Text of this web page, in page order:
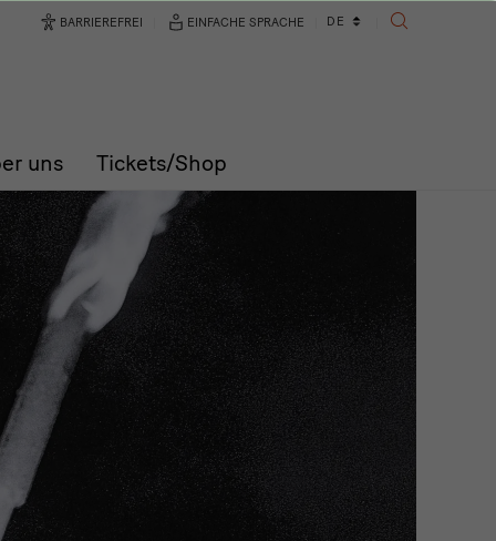
uns Tickets/Shop
BARRIEREFREI EINFACHE SPRACHE
Sprachwechsler
DE
SUCHE